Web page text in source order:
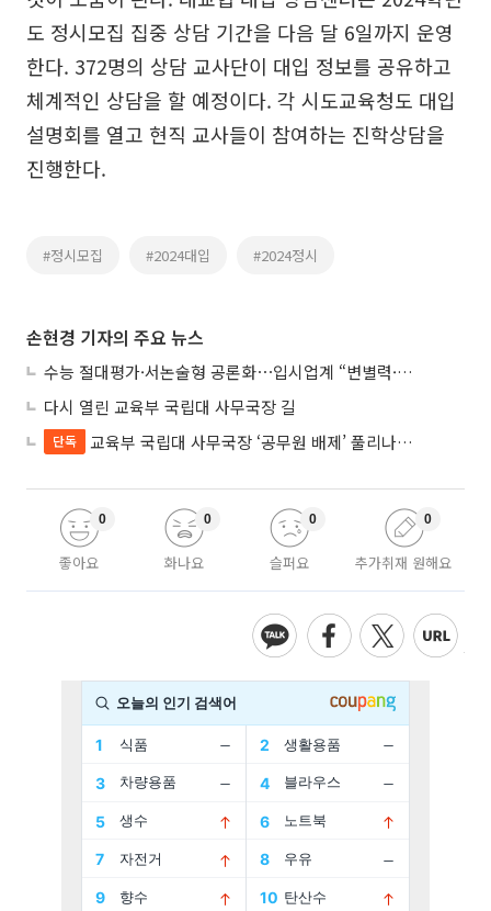
도 정시모집 집중 상담 기간을 다음 달 6일까지 운영
한다. 372명의 상담 교사단이 대입 정보를 공유하고
체계적인 상담을 할 예정이다. 각 시도교육청도 대입
설명회를 열고 현직 교사들이 참여하는 진학상담을
진행한다.
#정시모집 #2024대입 #2024정시
손현경 기자의 주요 뉴스
수능 절대평가·서논술형 공론화⋯입시업계 “변별력·사교육 대책 먼저”
다시 열린 교육부 국립대 사무국장 길
단독 교육부 국립대 사무국장 ‘공무원 배제’ 풀리나…응시자격 다시 열렸다
좋아요
0
화나요
0
슬퍼요
0
추가취재 원해요
0